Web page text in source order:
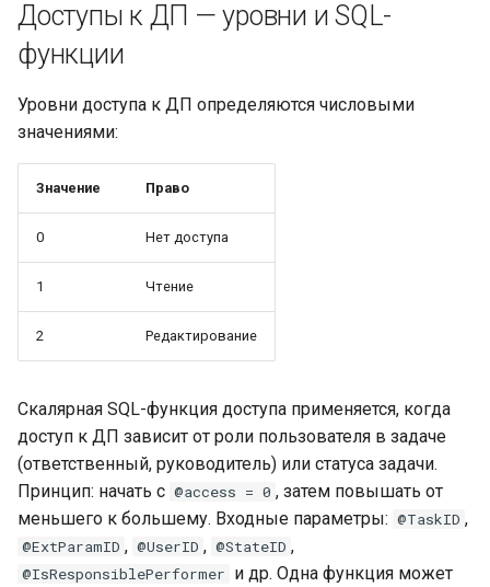
Доступы к ДП — уровни и SQL-
функции
Уровни доступа к ДП определяются числовыми
значениями:
Значение Право
0 Нет доступа
1 Чтение
2 Редактирование
Скалярная SQL-функция доступа применяется, когда
доступ к ДП зависит от роли пользователя в задаче
(ответственный, руководитель) или статуса задачи.
Принцип: начать с @access = 0 , затем повышать от
меньшего к большему. Входные параметры: @TaskID ,
@ExtParamID , @UserID , @StateID ,
@IsResponsiblePerformer и др. Одна функция может